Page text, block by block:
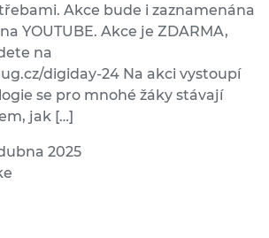
Akce bude i zaznamenána
YOUTUBE. Akce je ZDARMA,
na
digiday-24 Na akci vystoupí
se pro mnohé žáky stávají
jak […]
2025